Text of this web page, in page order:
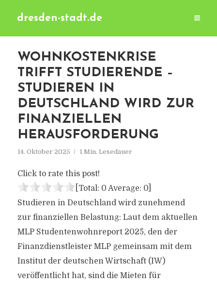
dresden-stadt.de
WOHNKOSTENKRISE
TRIFFT STUDIERENDE –
STUDIEREN IN
DEUTSCHLAND WIRD ZUR
FINANZIELLEN
HERAUSFORDERUNG
14. Oktober 2025 1 Min. Lesedauer
Click to rate this post!
[Total: 0 Average: 0]
Studieren in Deutschland wird zunehmend
zur finanziellen Belastung: Laut dem aktuellen
MLP Studentenwohnreport 2025, den der
Finanzdienstleister MLP gemeinsam mit dem
Institut der deutschen Wirtschaft (IW)
veröffentlicht hat, sind die Mieten für